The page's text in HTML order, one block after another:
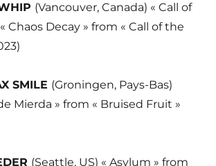
(Vancouver, Canada) « Call of
Chaos Decay » from « Call of the
SMILE (Groningen, Pays-Bas)
Mierda » from « Bruised Fruit »
(Seattle, US) « Asylum » from